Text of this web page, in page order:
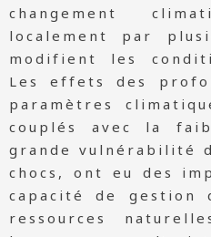
changement
localement par
modifient les
Les effets des
paramètres
couplés avec la
grande vulnérabilité
chocs, ont eu des
capacité de gestion
ressources